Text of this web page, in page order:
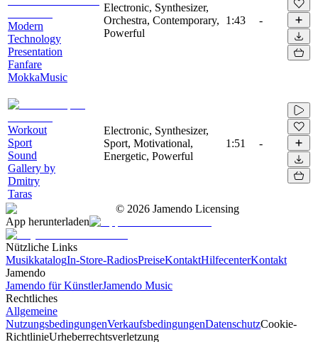
Modern
Technology
Presentation
Fanfare
MokkaMusic
Electronic, Synthesizer,
Orchestra, Contemporary,
Powerful
1:43 -
Workout
Sport
Sound
Gallery by
Dmitry
Taras
Electronic, Synthesizer,
Sport, Motivational,
Energetic, Powerful
1:51 -
© 2026 Jamendo Licensing
App herunterladen
Nützliche Links
MusikkatalogIn-Store-RadiosPreiseKontaktHilfecenterKontakt
Jamendo
Jamendo für KünstlerJamendo Music
Rechtliches
Allgemeine
NutzungsbedingungenVerkaufsbedingungenDatenschutzCookie-
RichtlinieUrheberrechtsverletzung